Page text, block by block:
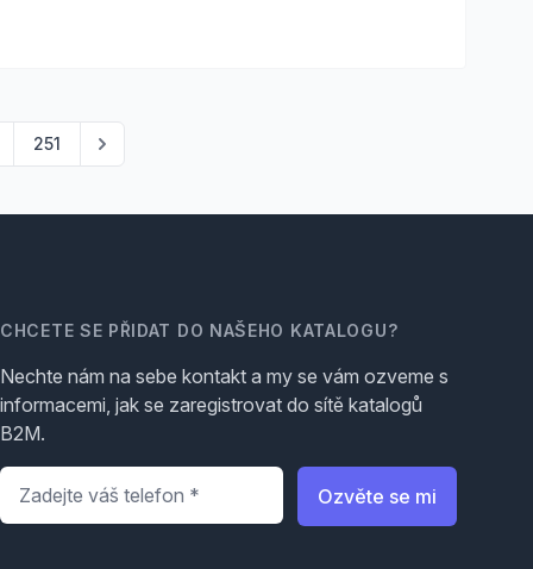
251
CHCETE SE PŘIDAT DO NAŠEHO KATALOGU?
Nechte nám na sebe kontakt a my se vám ozveme s
informacemi, jak se zaregistrovat do sítě katalogů
B2M.
Telefon
Ozvěte se mi